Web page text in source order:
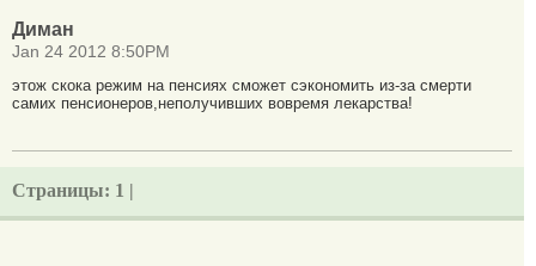
Диман
Jan 24 2012 8:50PM
этож скока режим на пенсиях сможет сэкономить из-за смерти
самих пенсионеров,неполучивших вовремя лекарства!
Страницы: 1 |